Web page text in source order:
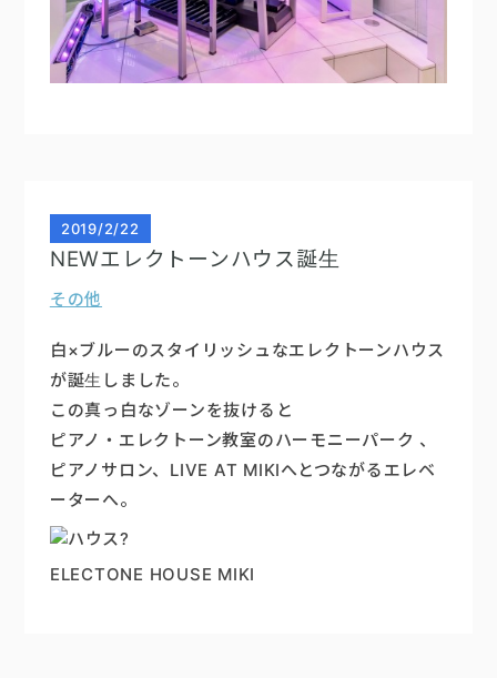
2019/2/22
NEWエレクトーンハウス誕生
その他
白×ブルーのスタイリッシュなエレクトーンハウス
が誕生しました。
この真っ白なゾーンを抜けると
ピアノ・エレクトーン教室のハーモニーパーク 、
ピアノサロン、LIVE AT MIKIへとつながるエレベ
ーターへ。
ELECTONE HOUSE MIKI